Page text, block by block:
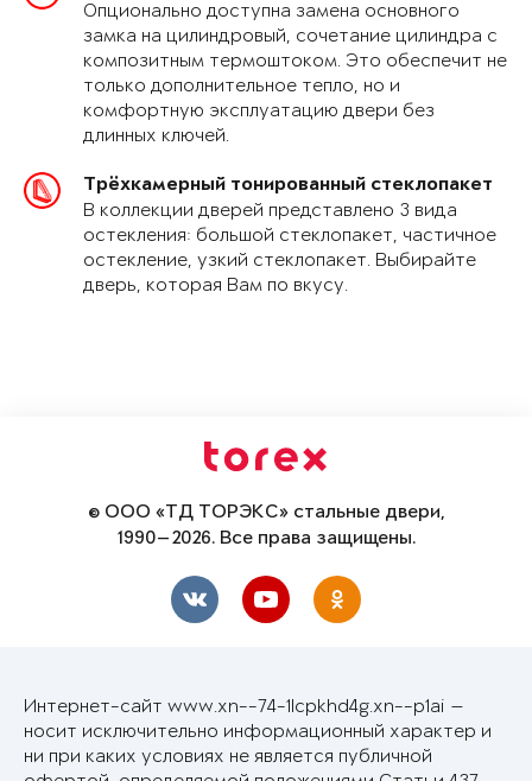
Опционально доступна замена основного
замка на цилиндровый, сочетание цилиндра с
композитным термоштоком. Это обеспечит не
только дополнительное тепло, но и
комфортную эксплуатацию двери без
длинных ключей.
Трёхкамерный тонированный стеклопакет
В коллекции дверей представлено 3 вида
остекления: большой стеклопакет, частичное
остекление, узкий стеклопакет. Выбирайте
дверь, которая Вам по вкусу.
© ООО «ТД ТОРЭКС» стальные двери,
1990—2026. Все права защищены.
Интернет-сайт www.xn--74-1lcpkhd4g.xn--p1ai —
носит исключительно информационный характер и
ни при каких условиях не является публичной